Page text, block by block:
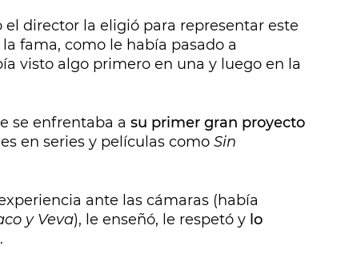
el director la eligió para representar este
fama, como le había pasado a
visto algo primero en una y luego en la
se enfrentaba a su primer gran proyecto
en series y películas como Sin
ante las cámaras (había
y Veva), le enseñó, le respetó y lo
.